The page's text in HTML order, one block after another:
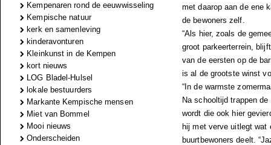
Kempenaren rond de eeuwwisseling
Kempische natuur
kerk en samenleving
kinderavonturen
Kleinkunst in de Kempen
kort nieuws
LOG Bladel-Hulsel
lokale bestuurders
Markante Kempische mensen
Miet van Bommel
Mooi nieuws
Onderscheiden
met daarop aan de ene
de bewoners zelf.
“Als hier, zoals de
groot parkeerterrein,
van de eersten op de
is al de grootste winst
“In de warmste
Na schooltijd trappen
wordt die ook hier
hij met verve uitlegt
buurtbewoners deelt.